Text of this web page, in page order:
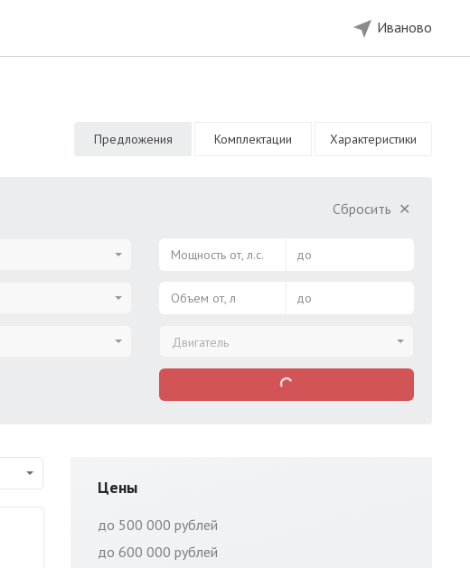
Иваново
Предложения Комплектации Характеристики
Сбросить ✕
Мощность от, л.с. до
Объем от, л до
Двигатель
Цены
до 500 000 рублей
до 600 000 рублей